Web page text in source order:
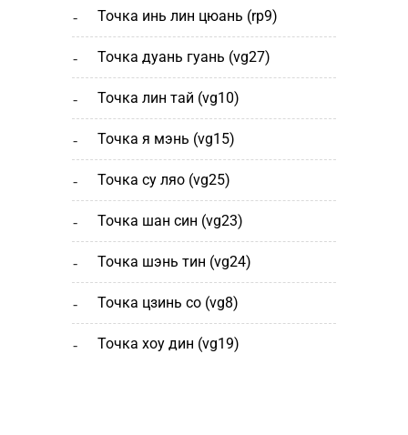
точка инь лин цюань (rp9)
точка дуань гуань (vg27)
точка лин тай (vg10)
точка я мэнь (vg15)
точка су ляо (vg25)
точка шан cин (vg23)
точка шэнь тин (vg24)
точка цзинь со (vg8)
точка хоу дин (vg19)